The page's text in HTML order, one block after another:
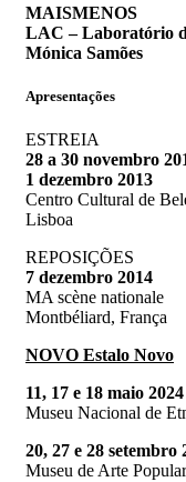
MAISMENOS
LAC – Laboratório
Mónica Samões
Apresentações
ESTREIA
28 a 30 novembro
1 dezembro 2013
Centro Cultural de
Lisboa
REPOSIÇÕES
7 dezembro 2014
MA scène nationale
Montbéliard, França
NOVO Estalo Novo
11, 17 e 18 maio 2024
Museu Nacional de
20, 27 e 28 setembro
Museu de Arte Popular